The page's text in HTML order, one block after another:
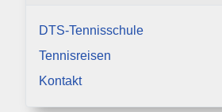
DTS-Tennisschule
Tennisreisen
Kontakt